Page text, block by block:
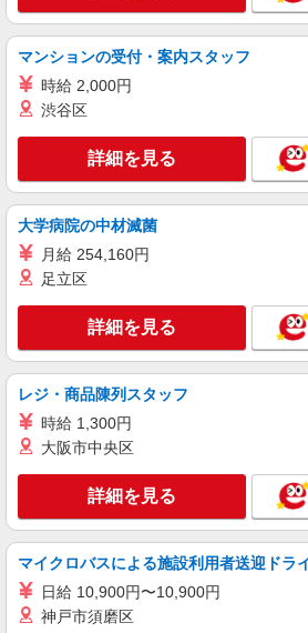
時給1,300円 22:00以降（深夜割増手当含む）
時給1,625円以上
ライフ大崎百反通店
ライフ大崎ニューシティ店（店舗コード878
（早朝）荷受け・商品
ライフ大崎ニューシ
キープ
ライフ大崎ニューシティ店（店舗コード878
ライフ大崎ニューシ
1-6-45号館
キープ
マンションの受付・案内スタッフ
時給 2,000円
渋谷区
詳細を見る
大学病院の中材滅菌
月給 254,160円
足立区
詳細を見る
レジ・商品陳列スタッフ
時給 1,300円
大阪市中央区
詳細を見る
マイクロバスによる施設利用者送迎ドラ
日給 10,900円〜10,900円
神戸市須磨区